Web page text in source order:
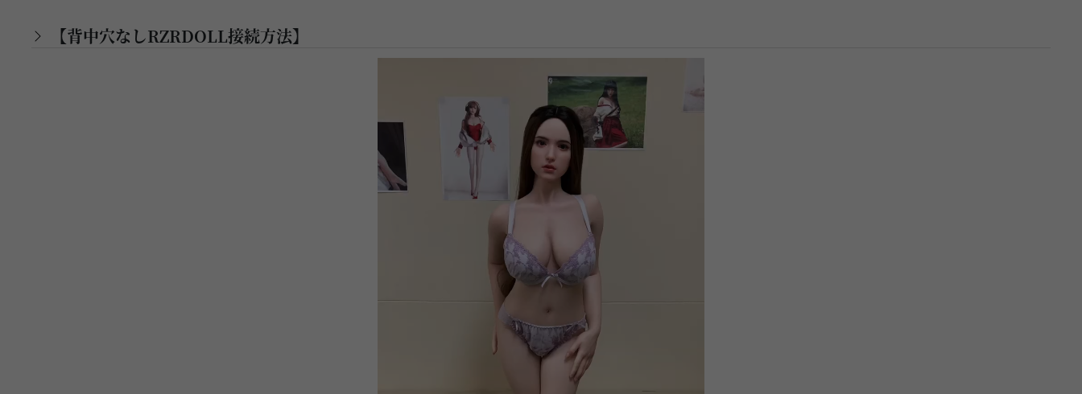
【背中穴なしRZRDOLL接続方法】